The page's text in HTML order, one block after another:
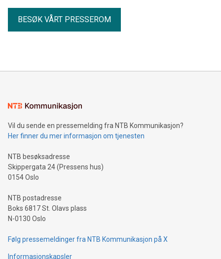
BESØK VÅRT PRESSEROM
Vil du sende en pressemelding fra NTB Kommunikasjon?
Her finner du mer informasjon om tjenesten
NTB besøksadresse
Skippergata 24 (Pressens hus)
0154 Oslo
NTB postadresse
Boks 6817 St. Olavs plass
N-0130 Oslo
Følg pressemeldinger fra NTB Kommunikasjon på X
Informasjonskapsler